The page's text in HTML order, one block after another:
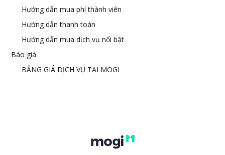
Hướng dẫn mua phí thành viên
Hướng dẫn thanh toán
Hướng dẫn mua dịch vụ nổi bật
Báo giá
BẢNG GIÁ DỊCH VỤ TẠI MOGI